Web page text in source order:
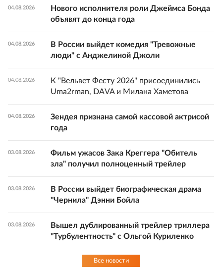
04.08.2026
Нового исполнителя роли Джеймса Бонда
объявят до конца года
04.08.2026
В России выйдет комедия "Тревожные
люди" с Анджелиной Джоли
04.08.2026
К "Вельвет Фесту 2026" присоединились
Uma2rman, DAVA и Милана Хаметова
04.08.2026
Зендея признана самой кассовой актрисой
года
03.08.2026
Фильм ужасов Зака Креггера "Обитель
зла" получил полноценный трейлер
03.08.2026
В России выйдет биографическая драма
"Чернила" Дэнни Бойла
03.08.2026
Вышел дублированный трейлер триллера
"Турбулентность" с Ольгой Куриленко
Все новости